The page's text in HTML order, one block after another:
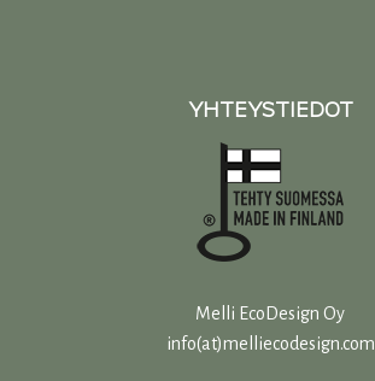
YHTEYSTIEDOT
Melli EcoDesign Oy
info(at)melliecodesign.com